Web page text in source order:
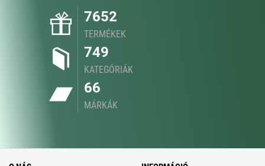
7652
TERMÉKEK
749
KATEGÓRIÁK
66
MÁRKÁK